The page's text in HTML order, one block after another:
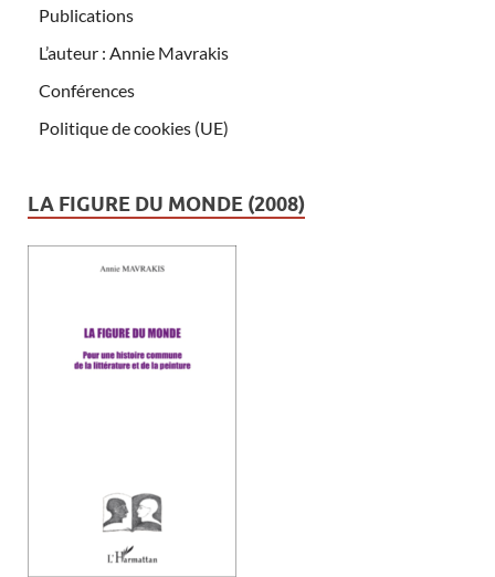
Publications
L’auteur : Annie Mavrakis
Conférences
Politique de cookies (UE)
LA FIGURE DU MONDE (2008)